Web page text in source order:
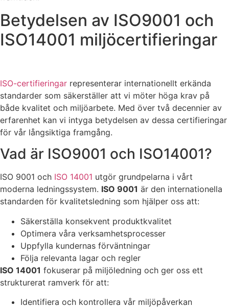
Betydelsen av ISO9001 och
ISO14001 miljöcertifieringar
ISO-certifieringar representerar internationellt erkända
standarder som säkerställer att vi möter höga krav på
både kvalitet och miljöarbete. Med över två decennier av
erfarenhet kan vi intyga betydelsen av dessa certifieringar
för vår långsiktiga framgång.
Vad är ISO9001 och ISO14001?
ISO 9001 och ISO 14001 utgör grundpelarna i vårt
moderna ledningssystem. ISO 9001 är den internationella
standarden för kvalitetsledning som hjälper oss att:
Säkerställa konsekvent produktkvalitet
Optimera våra verksamhetsprocesser
Uppfylla kundernas förväntningar
Följa relevanta lagar och regler
ISO 14001 fokuserar på miljöledning och ger oss ett
strukturerat ramverk för att:
Identifiera och kontrollera vår miljöpåverkan